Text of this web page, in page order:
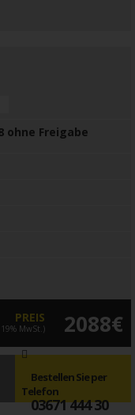
ohne Freigabe
PREIS
MwSt.) 2088€
Bestellen Sie per
Telefon
03671 444 30